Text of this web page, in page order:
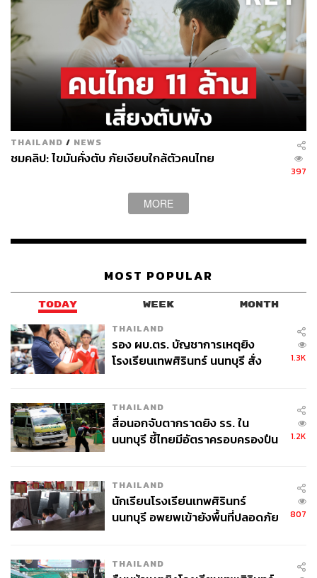
2. หลีกเลี่ยงการใช้อุปกรณ์อิเล็กทรอนิกส์ทุกชนิด
เมื่อแสงสว่างของวันลดลง ร่างกายจะหลั่งฮอร์โมนเมลาโทนิ
นออกมา ทำให้เรารู้สึกง่วงและพร้อมเข้าสู่การนอนหลับ แต่
แสงสีฟ้า (Blue Light) จากจอมือถือ จอคอมพิวเตอร์ จอทีวี
กระทบกับคลื่นสมอง และยับยั้งการหลั่งฮอร์โมนเมลาโทนิน
ทำให้ไม่รู้สึกง่วงนอน แสงสีฟ้ายังส่งผลให้ระยะเวลาของช่วง
ดังนั้นควรหลีกเลี่ยงการใช้อุปกรณ์อิเล็กทรอนิกส์ทุกชนิด
อุปกรณ์เหล่านี้ส่งผลให้การนอนหลับยากขึ้น และคุณภาพ
THAILAND / NEWS
ชมคลิป: ไขมันคั่งตับ ภัยเงียบใกล้ตัวคนไทย
397
MORE
MOST POPULAR
TODAY WEEK MONTH
THAILAND
รอง ผบ.ตร. บัญชาการเหตุยิง
โรงเรียนเทพศิรินทร์ นนทบุรี สั่ง
1.3K
THAILAND
สื่อนอกจับตากราดยิง รร. ใน
นนทบุรี ชี้ไทยมีอัตราครอบครองปืน
1.2K
THAILAND
นักเรียนโรงเรียนเทพศิรินทร์
นนทบุรี อพยพเข้ายังพื้นที่ปลอดภัย
807
THAILAND